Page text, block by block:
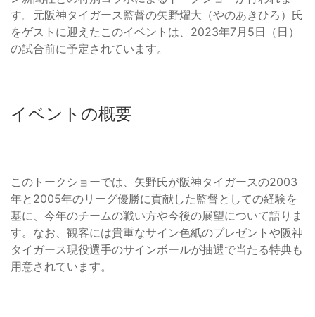
す。元阪神タイガース監督の矢野燿大（やのあきひろ）氏
をゲストに迎えたこのイベントは、2023年7月5日（日）
の試合前に予定されています。
イベントの概要
このトークショーでは、矢野氏が阪神タイガースの2003
年と2005年のリーグ優勝に貢献した監督としての経験を
基に、今年のチームの戦い方や今後の展望について語りま
す。なお、観客には貴重なサイン色紙のプレゼントや阪神
タイガース現役選手のサインボールが抽選で当たる特典も
用意されています。